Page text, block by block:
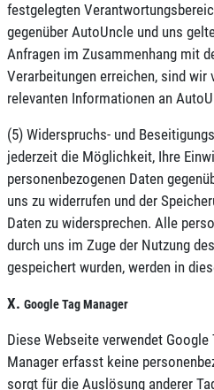
festgelegten
gegenüber AutoUncle und uns
Anfragen im Zusammenhang mit
Verarbeitungen erreichen, sind
relevanten Informationen an
(5) Widerspruchs- und
jederzeit die Möglichkeit, Ihre
personenbezogenen Daten
uns zu widerrufen und der
Daten zu widersprechen. Alle
durch uns im Zuge der Nutzung
gespeichert wurden, werden in
X. Google Tag Manager
Diese Webseite verwendet Google
Manager erfasst keine
sorgt für die Auslösung anderer